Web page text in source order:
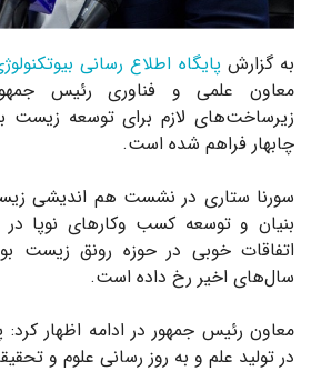
به گزارش پایگاه اطلاع رسانی
معاون علمی و فناوری رئیس
زیرساخت‌های لازم برای توسعه زیست
چابهار فراهم شده است.
سورنا ستاری در نشست هم اندیشی
بنیان و توسعه کسب وکارهای نوپا در
اتفاقات خوبی در حوزه رونق زیست
سال‌های اخیر رخ داده است.
معاون رئیس جمهور در ادامه اظهار
در تولید علم و به روز رسانی علوم و